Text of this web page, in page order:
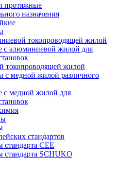
протяжные
назначения
токопроводящей жилой
с алюминиевой жилой для
токопроводящей жилой
с медной жилой различного
с медной жилой для
стандартов
CEE
стандарта SCHUKO